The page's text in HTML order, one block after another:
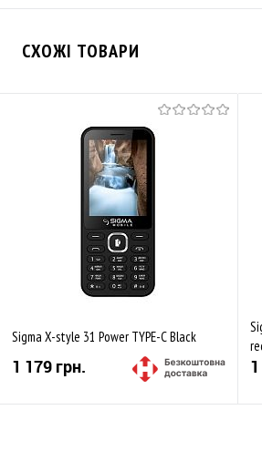
СХОЖІ ТОВАРИ
Sigma X-style 31 Power TYPE-C Black
1 179 грн.